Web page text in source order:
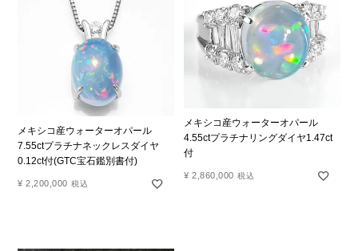
メキシコ産ウォーターオパール
7.55ctプラチナネックレスダイヤ
0.12ct付(GTC宝石鑑別書付)
¥ 2,200,000 税込
メキシコ産ウォーターオパール
4.55ctプラチナリングダイヤ1.47ct
付
¥ 2,860,000 税込